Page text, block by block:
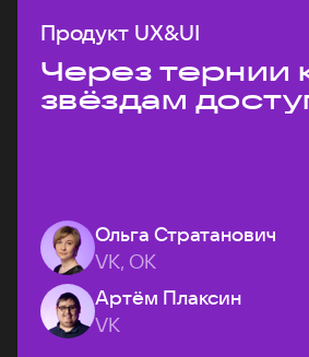
Продукт UX&UI
Через тернии
звёздам
Ольга Стратанович
VK, ОК
Артём Плаксин
VK